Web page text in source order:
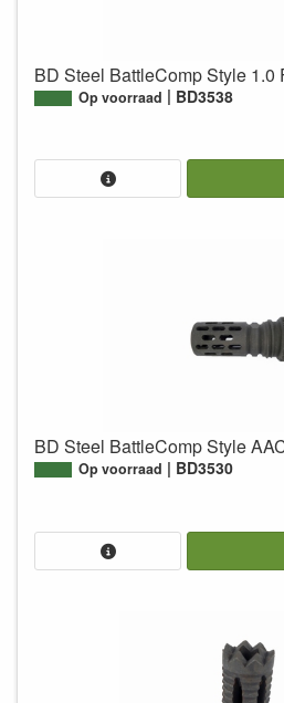
BD Steel BattleComp Style 1.0
Op voorraad BD3538
BD Steel BattleComp Style
Op voorraad BD3530